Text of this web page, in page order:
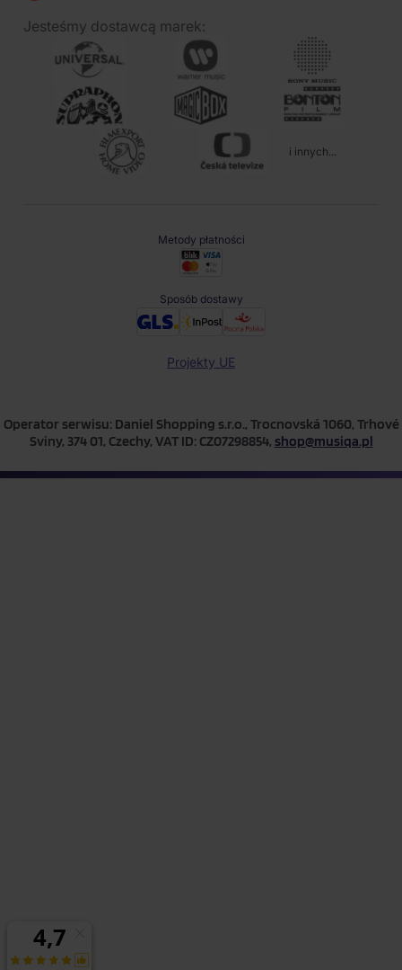
Jesteśmy dostawcą marek:
i innych...
Metody płatności
Sposób dostawy
Projekty UE
Operator serwisu: Daniel Shopping s.r.o., Trocnovská 1060, Trhové
Sviny, 374 01, Czechy, VAT ID: CZ07298854, shop@musiqa.pl